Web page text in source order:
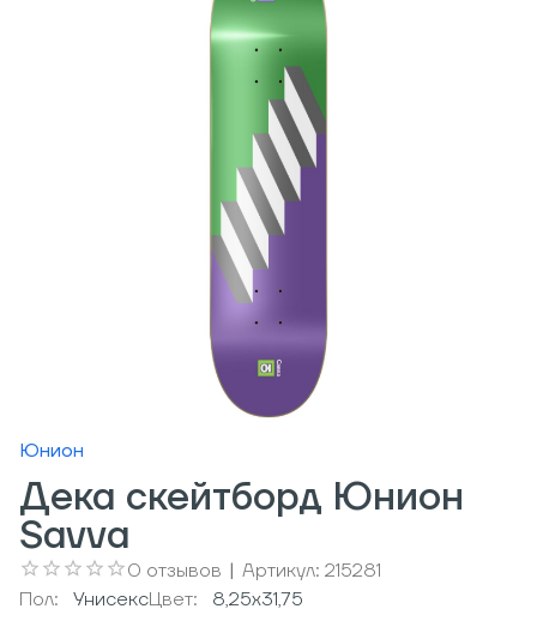
Юнион
Дека скейтборд Юнион
Savva
0 отзывов | Артикул: 215281
Пол:
УнисексЦвет: 8,25x31,75